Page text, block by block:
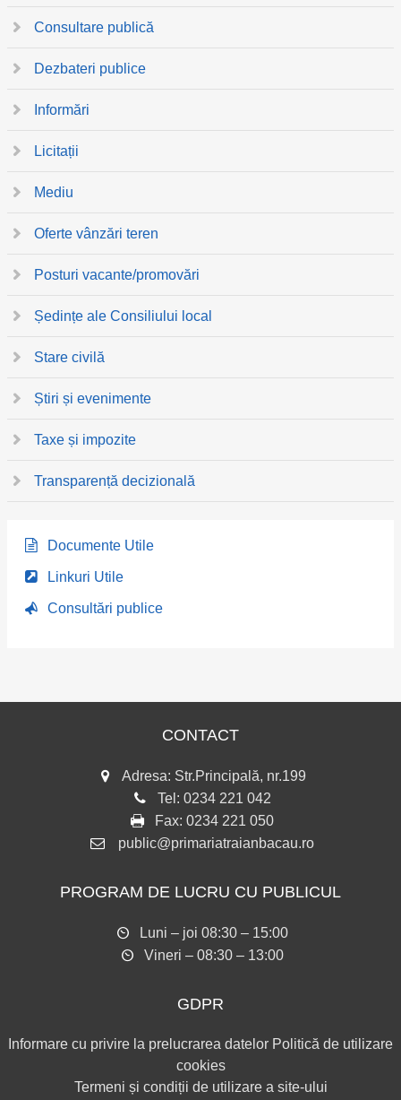
Consultare publică
Dezbateri publice
Informări
Licitații
Mediu
Oferte vânzări teren
Posturi vacante/promovări
Ședințe ale Consiliului local
Stare civilă
Știri și evenimente
Taxe și impozite
Transparență decizională
Documente Utile
Linkuri Utile
Consultări publice
CONTACT
Adresa: Str.Principală, nr.199
Tel: 0234 221 042
Fax: 0234 221 050
public@primariatraianbacau.ro
PROGRAM DE LUCRU CU PUBLICUL
Luni – joi 08:30 – 15:00
Vineri – 08:30 – 13:00
GDPR
Informare cu privire la prelucrarea datelor Politică de utilizare
cookies
Termeni și condiții de utilizare a site-ului